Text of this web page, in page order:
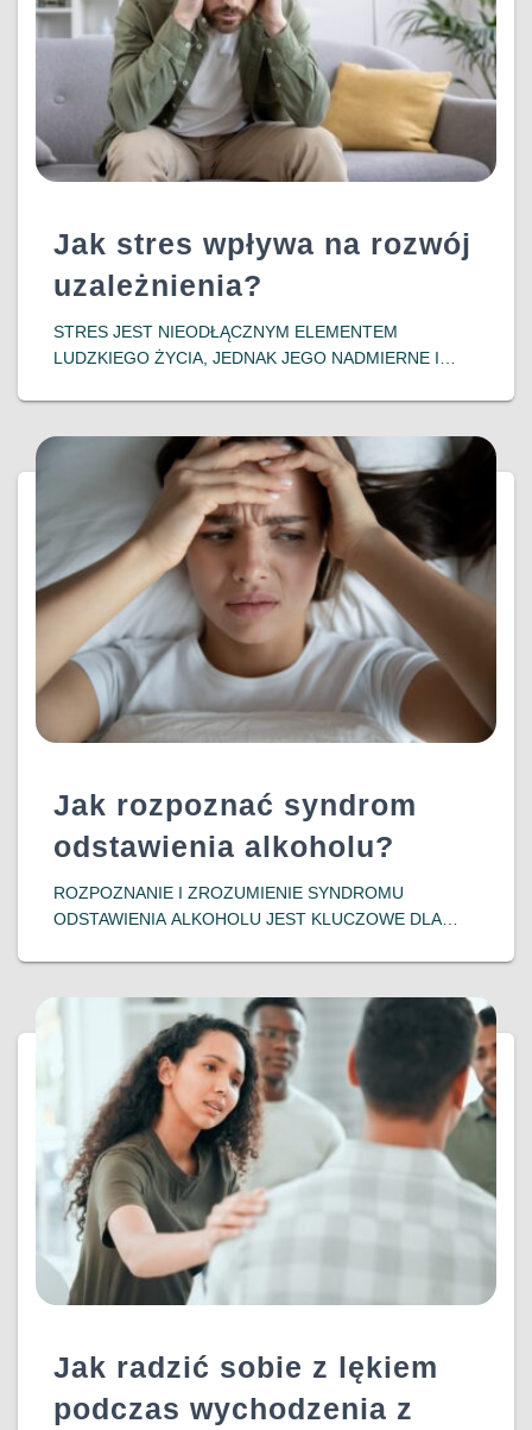
Jak stres wpływa na rozwój
uzależnienia?
​STRES JEST NIEODŁĄCZNYM ELEMENTEM
LUDZKIEGO ŻYCIA, JEDNAK JEGO NADMIERNE I
W TYM DO ROZWOJU UZALEŻNIEŃ. WSPÓŁCZESNE
BADANIA WSKAZUJĄ NA SILNY ZWIĄZEK MIĘDZY
DOŚWIADCZENIEM STRESU A PODATNOŚCIĄ NA
DOWIEDZ SIĘ WIĘCEJ…
Jak rozpoznać syndrom
odstawienia alkoholu?
ROZPOZNANIE I ZROZUMIENIE SYNDROMU
ODSTAWIENIA ALKOHOLU JEST KLUCZOWE DLA
ODPOWIEDNIE WSPARCIE MOGĄ ZNACZĄCO
POPRAWIĆ ROKOWANIA I JAKOŚĆ ŻYCIA
PACJENTÓW, POMAGAJĄC IM W POWROCIE DO
DOWIEDZ SIĘ WIĘCEJ…
Jak radzić sobie z lękiem
podczas wychodzenia z